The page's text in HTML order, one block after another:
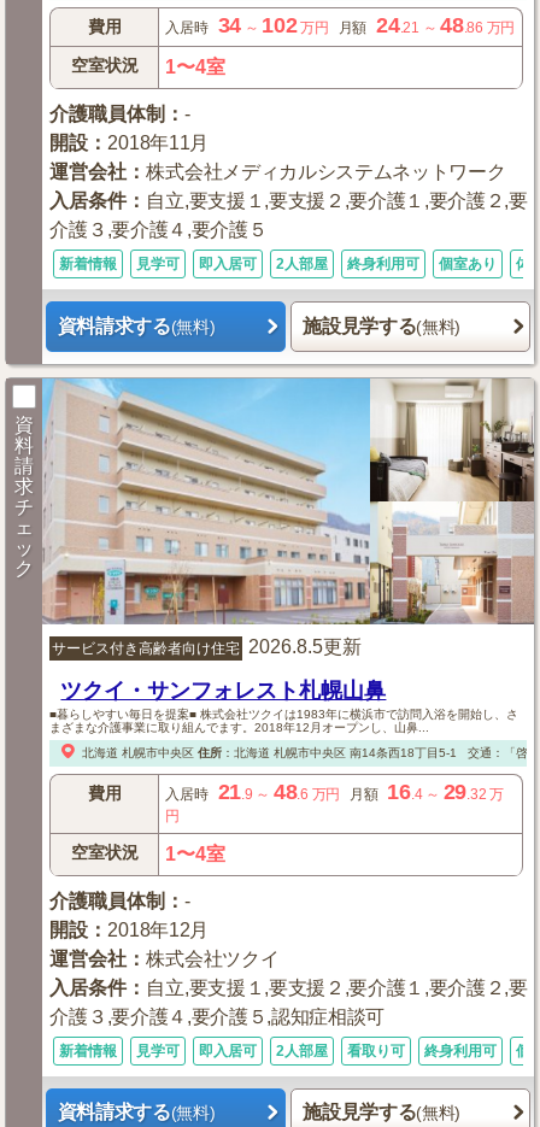
費用 入居時 34 ～ 102万円 月額 24.21 ～48.86 万円
空室状況 1〜4室
介護職員体制 ：-
開設 ： 2018年11月
運営会社 ：株式会社メディカルシステムネットワーク
入居条件： 自立,要支援１,要支援２,要介護１,要介護２,要
介護３,要介護４,要介護５
新着情報 見学可 即入居可 2人部屋 終身利用可 個室あり 体
資料請求する(無料) 施設見学する(無料)
資
料
請
求
チ
ェ
ッ
ク
サービス付き高齢者向け住宅 2026.8.5更新
ツクイ・サンフォレスト札幌山鼻
■暮らしやすい毎日を提案■ 株式会社ツクイは1983年に横浜市で訪問入浴を開始し、さ
まざまな介護事業に取り組んでます。2018年12月オープンし、山鼻...
北海道 札幌市中央区 住所： 北海道 札幌市中央区南14条西18丁目5-1 交通：「啓
費用 入居時 21 .9 ～ 48.6 万円 月額 16.4～ 29 .32 万
円
空室状況 1〜4室
介護職員体制 ：-
開設 ： 2018年12月
運営会社 ：株式会社ツクイ
入居条件： 自立,要支援１,要支援２,要介護１,要介護２,要
介護３,要介護４,要介護５,認知症相談可
新着情報 見学可 即入居可 2人部屋 看取り可 終身利用可 個
資料請求する(無料) 施設見学する(無料)